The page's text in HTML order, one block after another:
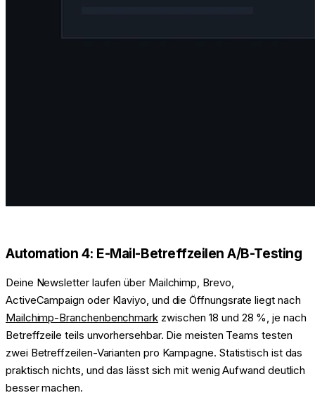
Automation 4: E-Mail-Betreffzeilen A/B-Testing
Deine Newsletter laufen über Mailchimp, Brevo,
ActiveCampaign oder Klaviyo, und die Öffnungsrate liegt nach
Mailchimp-Branchenbenchmarkzwischen 18 und 28 %, je nach
Betreffzeile teils unvorhersehbar. Die meisten Teams testen
zwei Betreffzeilen-Varianten pro Kampagne. Statistisch ist das
praktisch nichts, und das lässt sich mit wenig Aufwand deutlich
besser machen.